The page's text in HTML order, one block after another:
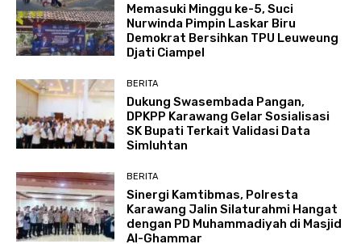
Memasuki Minggu ke-5, Suci
Nurwinda Pimpin Laskar Biru
Demokrat Bersihkan TPU Leuweung
Djati Ciampel
BERITA
Dukung Swasembada Pangan,
DPKPP Karawang Gelar Sosialisasi
SK Bupati Terkait Validasi Data
Simluhtan
BERITA
Sinergi Kamtibmas, Polresta
Karawang Jalin Silaturahmi Hangat
dengan PD Muhammadiyah di Masjid
Al-Ghammar